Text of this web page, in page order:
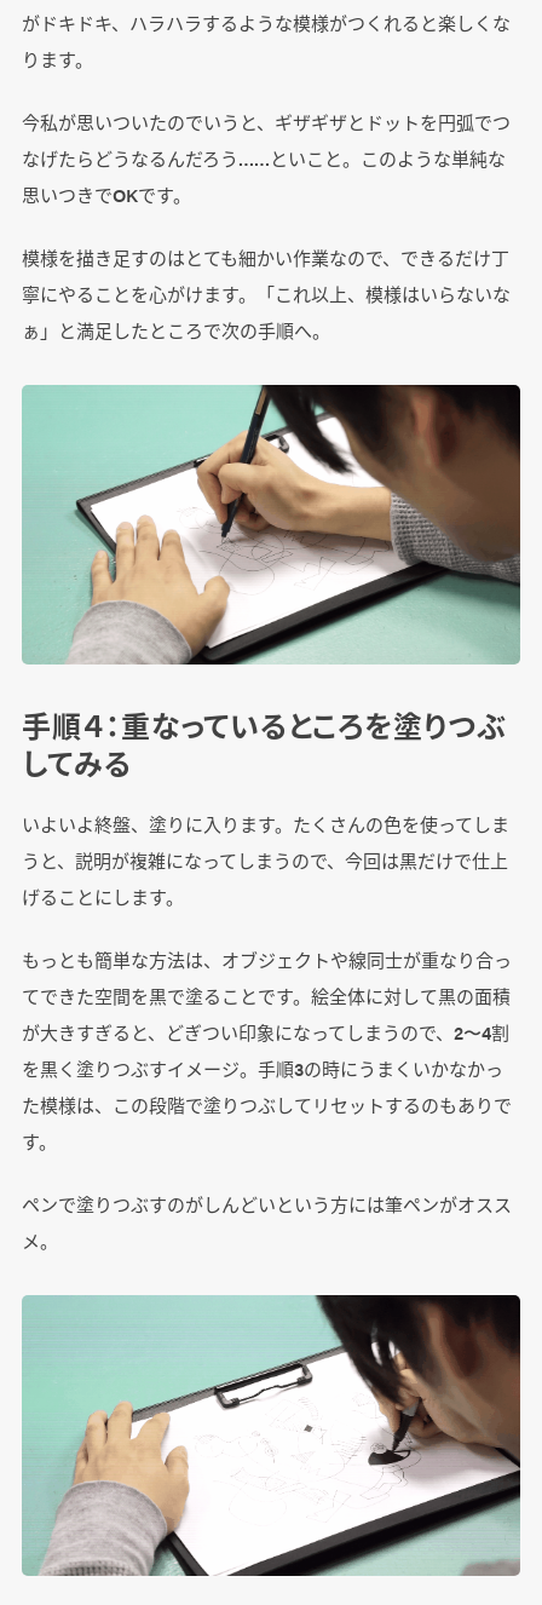
がドキドキ、ハラハラするような模様がつくれると楽しくな
ります。
今私が思いついたのでいうと、ギザギザとドットを円弧でつ
なげたらどうなるんだろう……といこと。このような単純な
思いつきでOKです。
模様を描き足すのはとても細かい作業なので、できるだけ丁
寧にやることを心がけます。「これ以上、模様はいらないな
ぁ」と満足したところで次の手順へ。
手順４：重なっているところを塗りつぶ
してみる
いよいよ終盤、塗りに入ります。たくさんの色を使ってしま
うと、説明が複雑になってしまうので、今回は黒だけで仕上
げることにします。
もっとも簡単な方法は、オブジェクトや線同士が重なり合っ
てできた空間を黒で塗ることです。絵全体に対して黒の面積
が大きすぎると、どぎつい印象になってしまうので、2〜4割
を黒く塗りつぶすイメージ。手順3の時にうまくいかなかっ
た模様は、この段階で塗りつぶしてリセットするのもありで
す。
ペンで塗りつぶすのがしんどいという方には筆ペンがオスス
メ。